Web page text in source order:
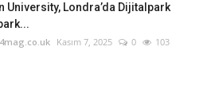
University, Londra’da Dijitalpark
Kasım 7, 2025 0 103